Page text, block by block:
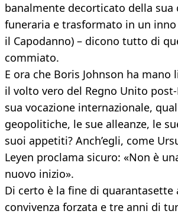
banalmente decorticato della sua
funeraria e trasformato in un
il Capodanno) – dicono tutto di
commiato.
E ora che Boris Johnson ha mano
il volto vero del Regno Unito
sua vocazione internazionale,
geopolitiche, le sue alleanze, le
suoi appetiti? Anch’egli, come
Leyen proclama sicuro: «Non è
nuovo inizio».
Di certo è la fine di quarantasette
convivenza forzata e tre anni di